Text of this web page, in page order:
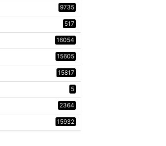
9735
517
16054
15605
15817
5
2364
15932